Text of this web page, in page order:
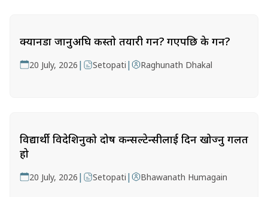
क्यानडा जानुअघि कस्तो तयारी गर्ने? गएपछि के गर्ने?
20 July, 2026 | Setopati | Raghunath Dhakal
विद्यार्थी विदेशिनुको दोष कन्सल्टेन्सीलाई दिन खोज्नु गलत
हो
20 July, 2026 | Setopati | Bhawanath Humagain